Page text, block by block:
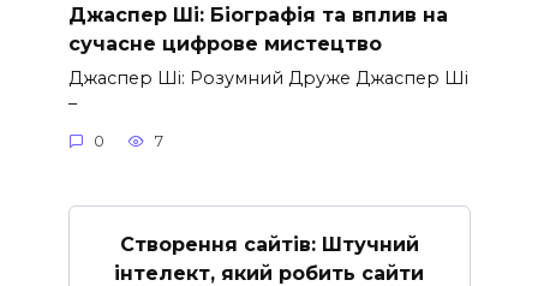
Джаспер Ші: Біографія та вплив на
сучасне цифрове мистецтво
Джаспер Ші: Розумний Друже Джаспер Ші
–
0 7
Створення сайтів: Штучний
інтелект, який робить сайти